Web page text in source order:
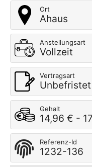
Ort
Ahaus
Anstellungsart
Vollzeit
Vertragsart
Unbefristet
Gehalt
14,96 € -
Referenz-Id
1232-136